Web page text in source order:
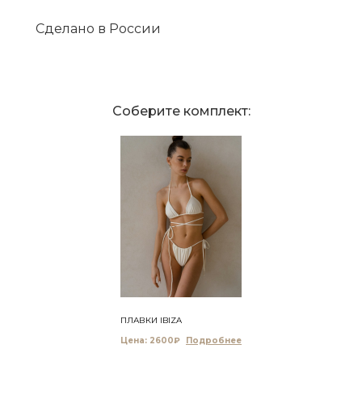
Сделано в России
Соберите комплект:
ПЛАВКИ IBIZA
Цена: 2600₽